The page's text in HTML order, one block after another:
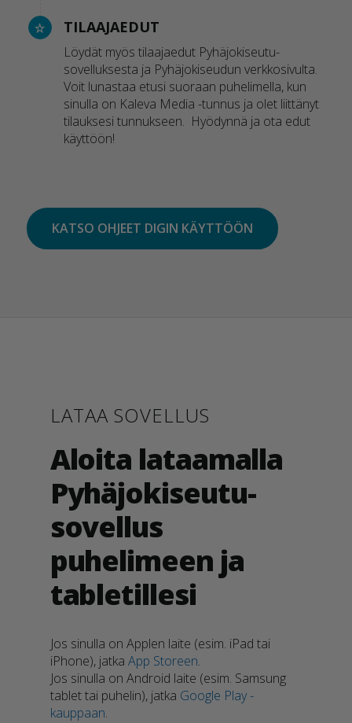
TILAAJAEDUT
Löydät myös tilaajaedut Pyhäjokiseutu-
sovelluksesta ja Pyhäjokiseudun verkkosivulta.
Voit lunastaa etusi suoraan puhelimella, kun
sinulla on Kaleva Media -tunnus ja olet liittänyt
tilauksesi tunnukseen. Hyödynnä ja ota edut
käyttöön!
KATSO OHJEET DIGIN KÄYTTÖÖN
LATAA SOVELLUS
Aloita lataamalla
Pyhäjokiseutu-
sovellus
puhelimeen ja
tabletillesi
Jos sinulla on Applen laite (esim. iPad tai
iPhone), jatka App Storeen.
Jos sinulla on Android laite (esim. Samsung
tablet tai puhelin), jatka Google Play -
kauppaan.